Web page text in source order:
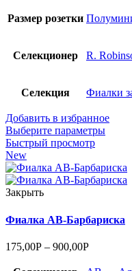
Размер розетки
Селекционер R.
Селекция Фиалки
Добавить в избранное
Выберите параметры
Быстрый просмотр
New
Закрыть
Фиалка АВ-Барбариска
175,00Р – 900,00Р